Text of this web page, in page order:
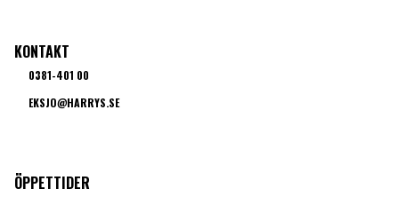
KONTAKT
0381-401 00
EKSJO@HARRYS.SE
ÖPPETTIDER